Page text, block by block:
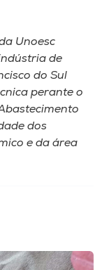
Unoesc
de
do Sul
perante o
dos
e da área